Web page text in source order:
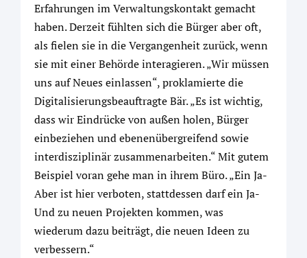
Erfahrungen im Verwaltungskontakt gemacht
haben. Derzeit fühlten sich die Bürger aber oft,
als fielen sie in die Vergangenheit zurück, wenn
sie mit einer Behörde interagieren. „Wir müssen
uns auf Neues einlassen“, proklamierte die
Digitalisierungsbeauftragte Bär. „Es ist wichtig,
dass wir Eindrücke von außen holen, Bürger
einbeziehen und ebenenübergreifend sowie
interdisziplinär zusammenarbeiten.“ Mit gutem
Beispiel voran gehe man in ihrem Büro. „Ein Ja-
Aber ist hier verboten, stattdessen darf ein Ja-
Und zu neuen Projekten kommen, was
wiederum dazu beiträgt, die neuen Ideen zu
verbessern.“